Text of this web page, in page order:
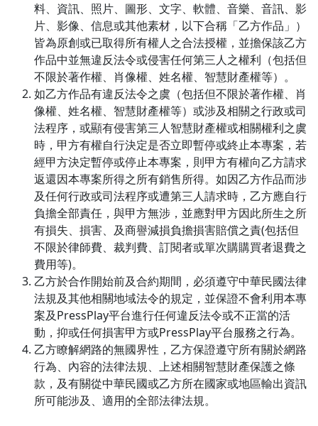
料、資訊、照片、圖形、文字、軟體、音樂、音訊、影
片、影像、信息或其他素材，以下合稱「乙方作品」）
皆為原創或已取得所有權人之合法授權，並擔保該乙方
作品中並無違反法令或侵害任何第三人之權利（包括但
不限於著作權、肖像權、姓名權、智慧財產權等）。
如乙方作品有違反法令之虞（包括但不限於著作權、肖
像權、姓名權、智慧財產權等）或涉及相關之行政或司
法程序，或顯有侵害第三人智慧財產權或相關權利之虞
時，甲方有權自行決定是否立即暫停或終止本專案，若
經甲方決定暫停或停止本專案，則甲方有權向乙方請求
返還因本專案所得之所有銷售所得。如因乙方作品而涉
及任何行政或司法程序或遭第三人請求時，乙方應自行
負擔全部責任，與甲方無涉，並應對甲方因此所生之所
有損失、損害、及商譽減損負擔損害賠償之責(包括但
不限於律師費、裁判費、訂閱者或單次購購買者退費之
費用等)。
乙方於合作開始前及合約期間，必須遵守中華民國法律
法規及其他相關地域法令的規定，並保證不會利用本專
案及PressPlay平台進行任何違反法令或不正當的活
動，抑或任何損害甲方或PressPlay平台服務之行為。
乙方瞭解網路的無國界性，乙方保證遵守所有關於網路
行為、內容的法律法規、上述相關智慧財產保護之條
款，及有關從中華民國或乙方所在國家或地區輸出資訊
所可能涉及、適用的全部法律法規。